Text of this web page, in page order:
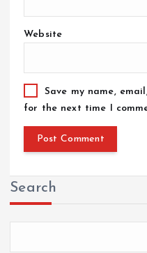
Website
Save my name,
for the next time I
Search